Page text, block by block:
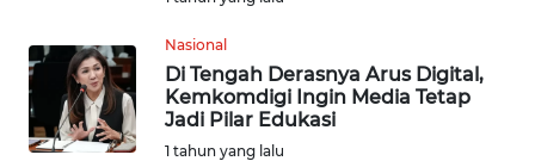
Nasional
Di Tengah Derasnya Arus Digital,
Kemkomdigi Ingin Media Tetap
Jadi Pilar Edukasi
1 tahun yang lalu
BANTEN
WN
NTT